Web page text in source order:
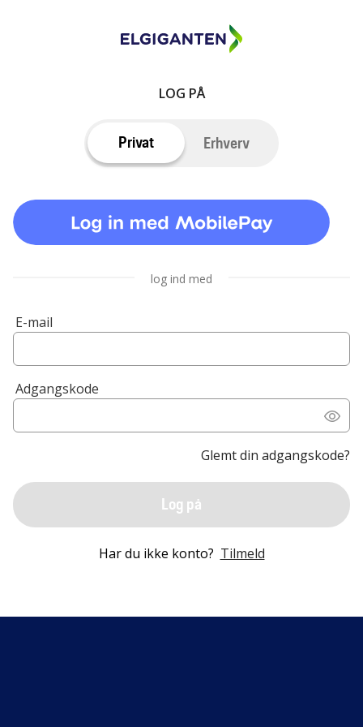
LOG PÅ
Privat Erhverv
log ind med
E-mail
Adgangskode
Glemt din adgangskode?
Log på
Har du ikke konto? Tilmeld